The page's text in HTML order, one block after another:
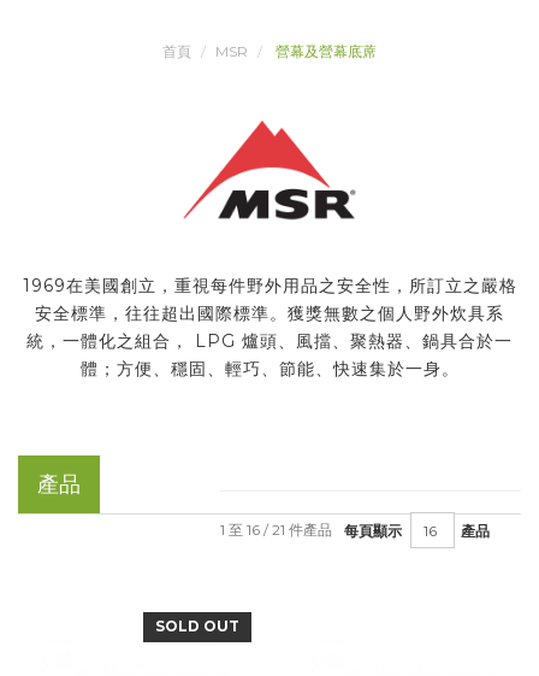
首頁 MSR 營幕及營幕底蓆
1969在美國創立，重視每件野外用品之安全性，所訂立之嚴格
安全標準，往往超出國際標準。獲獎無數之個人野外炊具系
統，一體化之組合， LPG 爐頭、風擋、聚熱器、鍋具合於一
體；方便、穩固、輕巧、節能、快速集於一身。
產品
每頁顯示 產品
1 至 16 / 21 件產品
SOLD OUT